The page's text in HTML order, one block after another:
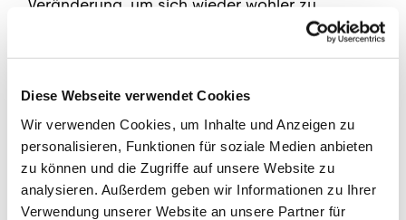
Diese Webseite verwendet Cookies
Wir verwenden Cookies, um Inhalte und Anzeigen zu
personalisieren, Funktionen für soziale Medien anbieten
zu können und die Zugriffe auf unsere Website zu
analysieren. Außerdem geben wir Informationen zu Ihrer
Verwendung unserer Website an unsere Partner für
Veränderung, um sich wieder wohler zu
fühlen. Wir begleiten dich auf diesem Weg
Buche jetzt bequem online deinen Termin
Fachpersonen bei Seramed